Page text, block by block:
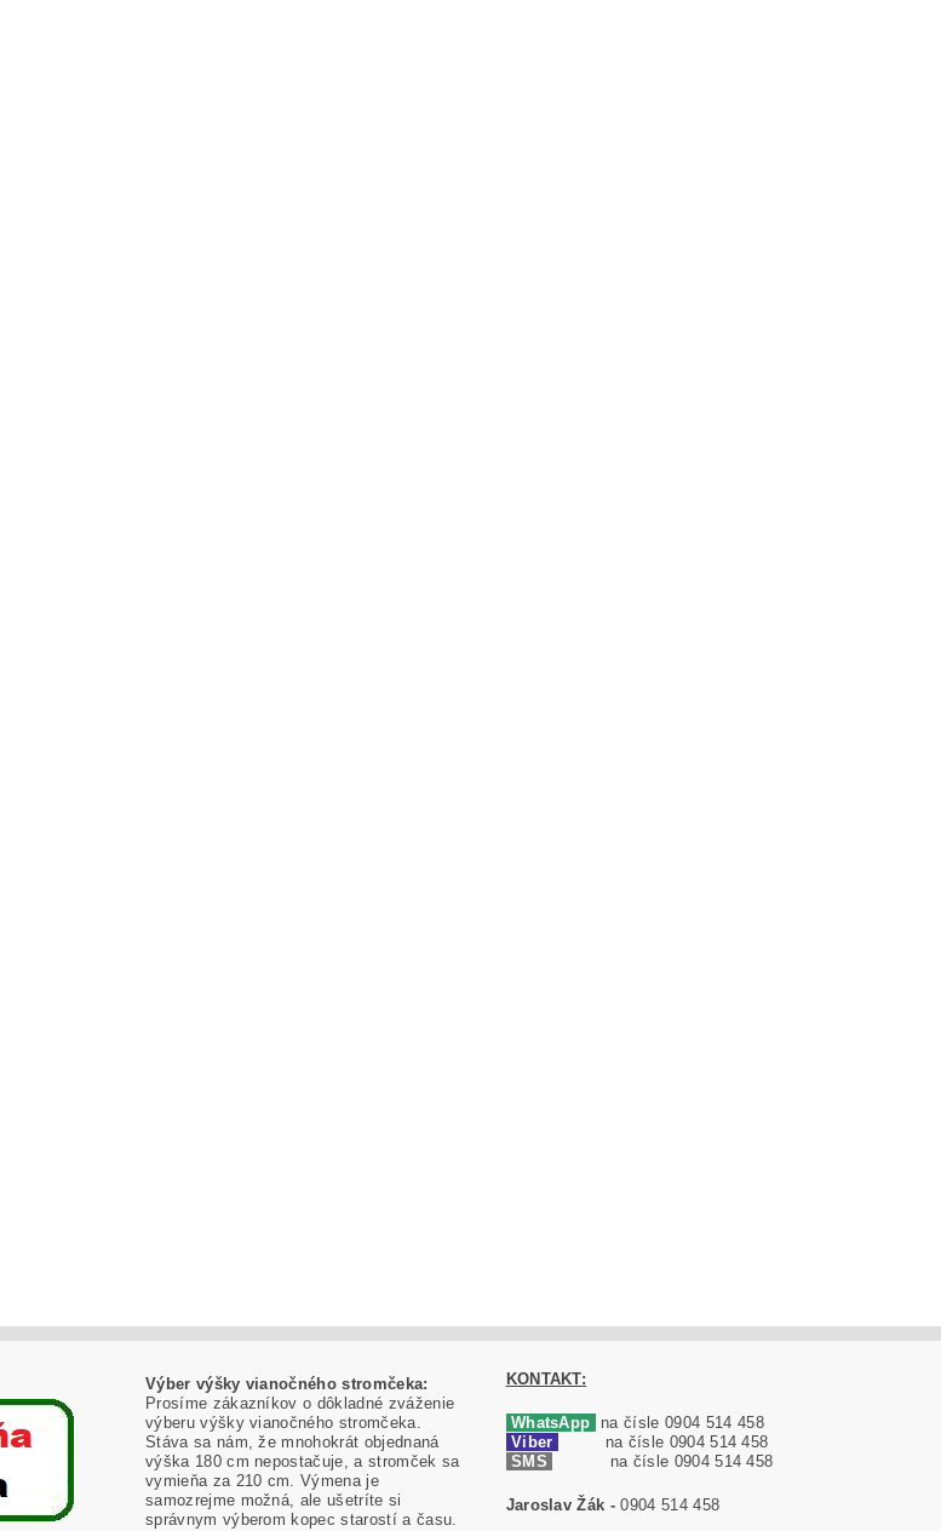
Výber výšky vianočného stromčeka:
Prosíme zákazníkov o dôkladné zváženie
výberu výšky vianočného stromčeka.
Stáva sa nám, že mnohokrát objednaná
výška 180 cm nepostačuje, a stromček sa
vymieňa za 210 cm. Výmena je
samozrejme možná, ale ušetríte si
správnym výberom kopec starostí a času.
KONTAKT:
WhatsApp
na čísle 0904 514 458
Viber
na čísle 0904 514 458
SMS
na čísle 0904 514 458
Jaroslav Žák -0904 514 458